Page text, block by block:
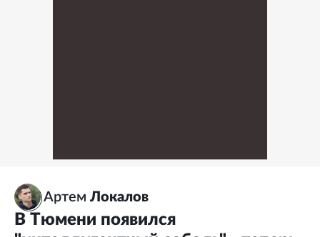
Артем Локалов
В Тюмени появился